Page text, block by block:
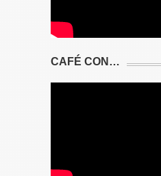
CAFÉ CON…